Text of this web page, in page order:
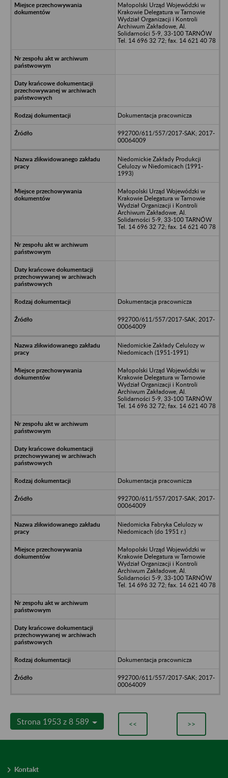
Małopolski Urząd Wojewódzki w
Krakowie Delegatura w Tarnowie
Wydział Organizacji i Kontroli
Archiwum Zakładowe, Al.
Solidarności 5-9, 33-100 TARNÓW
Tel. 14 696 32 72; fax. 14 621 40 78
Dokumentacja pracownicza
992700/611/557/2017-SAK; 2017-
00064009
Niedomickie Zakłady Produkcji
Celulozy w Niedomicach (1991-
1993)
Małopolski Urząd Wojewódzki w
Krakowie Delegatura w Tarnowie
Wydział Organizacji i Kontroli
Archiwum Zakładowe, Al.
Solidarności 5-9, 33-100 TARNÓW
Tel. 14 696 32 72; fax. 14 621 40 78
Dokumentacja pracownicza
992700/611/557/2017-SAK; 2017-
00064009
Niedomickie Zakłady Celulozy w
Niedomicach (1951-1991)
Małopolski Urząd Wojewódzki w
Krakowie Delegatura w Tarnowie
Wydział Organizacji i Kontroli
Archiwum Zakładowe, Al.
Solidarności 5-9, 33-100 TARNÓW
Tel. 14 696 32 72; fax. 14 621 40 78
Dokumentacja pracownicza
992700/611/557/2017-SAK; 2017-
00064009
Niedomicka Fabryka Celulozy w
Niedomicach (do 1951 r.)
Małopolski Urząd Wojewódzki w
Krakowie Delegatura w Tarnowie
Wydział Organizacji i Kontroli
Archiwum Zakładowe, Al.
Solidarności 5-9, 33-100 TARNÓW
Tel. 14 696 32 72; fax. 14 621 40 78
Dokumentacja pracownicza
992700/611/557/2017-SAK; 2017-
00064009
Strona 1953 z 8 589 << >>
Kontakt